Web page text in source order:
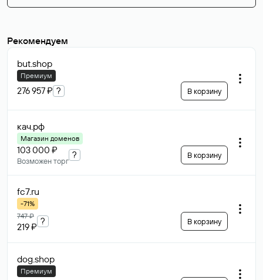
Рекомендуем
but.shop
Премиум
276 957 ₽ ? В корзину
кач.рф
Магазин доменов
103 000 ₽
Возможен торг
? В корзину
fc7.ru
-71%
747 ₽
219 ₽
? В корзину
dog.shop
Премиум